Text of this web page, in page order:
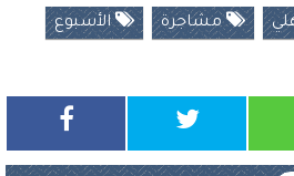
مشاجرة الأسبوع